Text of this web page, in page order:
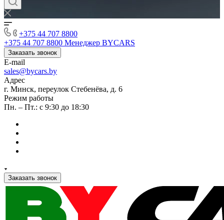
+375 44 707 8800
+375 44 707 8800 Менеджер BYCARS
Заказать звонок
E-mail
sales@bycars.by
Адрес
г. Минск, переулок Стебенёва, д. 6
Режим работы
Пн. – Пт.: с 9:30 до 18:30
Заказать звонок